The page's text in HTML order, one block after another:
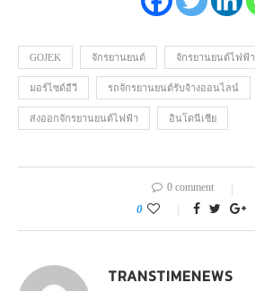
GOJEK จักรยานยนต์ จักรยานยนต์ไฟฟ้า
มอร์ไซด์อีวี รถจักรยานยนต์รับจ้างออนไลน์
ส่งออกจักรยานยนต์ไฟฟ้า อินโดนีเซีย
0 comment
0
TRANSTIMENEWS